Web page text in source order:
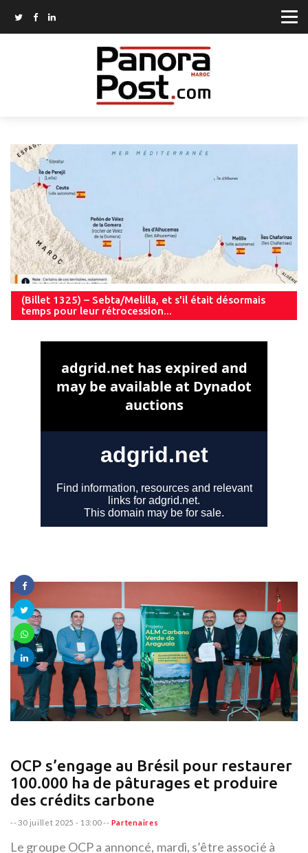
(Billet 1325) – Sebta/Melilla, et s'il était désormais
temps pour leur rétrocession...
OCP s’engage au Brésil pour restaurer
100.000 ha de pâturages et produire
des crédits carbone
-- 30 juillet 2025 - 13:00-- Partenaires
Le groupe OCP a annoncé, mardi, s’être associé à